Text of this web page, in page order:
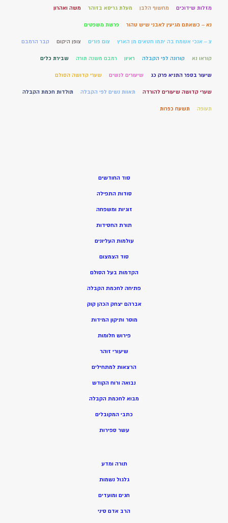
מזלות שידוכים מחשוף הלבן מעלת גריסא בזוהר משה ואהרון
נא – כשאתם מגיעין לאבני שיש טהור פרשת משפטים
צ – אנכי אשמח בה יתמו חטאים מן הארץ צום פורים צופן היקום קבר הרמבם
קוראו נא קורונה לפי הקבלה ראיון רמבם משנה תורה שבירת כלים
שיעור בספר התניא פרק כג שיעורים לנשים שערי קדושה הסולם
שערי קדושה שיעורים להורדה תאוות נשים לפי הקבלה תולדות חכמת הקבלה
תעופה תשעח כפרות
סוד החודשים
סודות התפילה
זוגיות ומשפחה
תורת החסידות
עולמות העליונים
סוד הצמצום
הקדמות בעל הסולם
פתיחה לחכמת הקבלה
אברהם יצחק הכהן קוק
מוסר ותיקון המידות
פירוש חלומות
שיעורי זוהר
הרצאות למתחילים
נבואה ורוח הקודש
מבוא לחכמת הקבלה
כתבי המקובלים
עשר ספירות
תורה ומדע
גלגול נשמות
חגים ומועדים
הרב אדם סיני